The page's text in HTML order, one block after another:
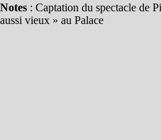
Notes : Captation du spectacle de
aussi vieux » au Palace